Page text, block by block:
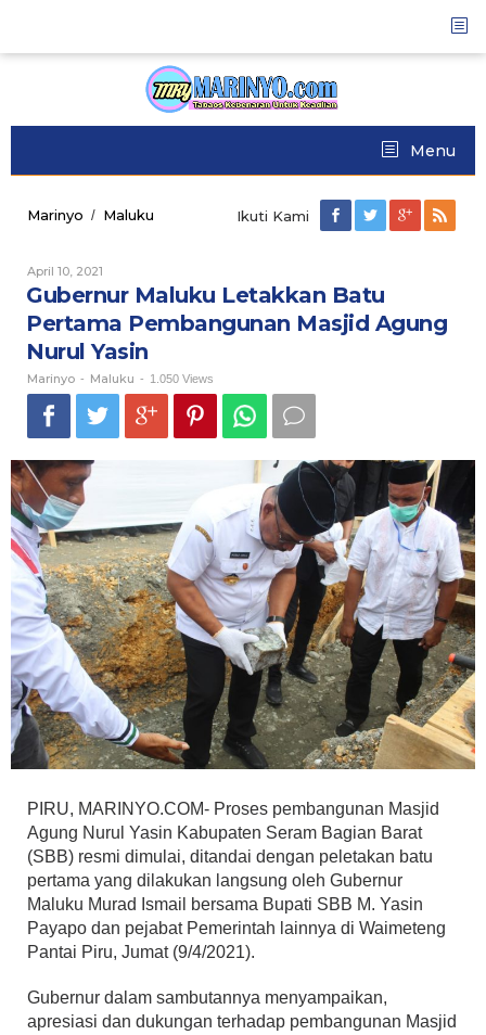
content
Menu
Marinyo / Maluku
Pertama
Pembangunan
Masjid
Nurul
Yasin
Ikuti Kami
April 10, 2021
Marinyo
Gubernur Maluku Letakkan Batu
Pertama Pembangunan Masjid Agung
Nurul Yasin
Marinyo - Maluku - 1.050 Views
PIRU, MARINYO.COM- Proses pembangunan Masjid
Agung Nurul Yasin Kabupaten Seram Bagian Barat
(SBB) resmi dimulai, ditandai dengan peletakan batu
pertama yang dilakukan langsung oleh Gubernur
Maluku Murad Ismail bersama Bupati SBB M. Yasin
Payapo dan pejabat Pemerintah lainnya di Waimeteng
Pantai Piru, Jumat (9/4/2021).
Gubernur dalam sambutannya menyampaikan,
apresiasi dan dukungan terhadap pembangunan Masjid